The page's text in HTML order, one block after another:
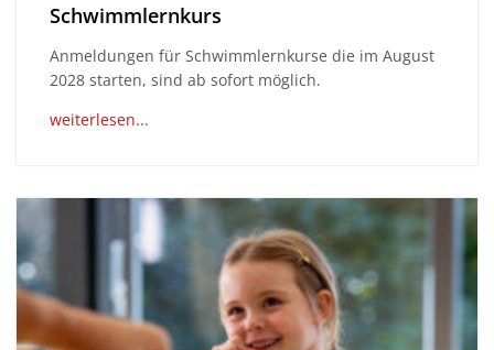
Schwimmlernkurs
Anmeldungen für Schwimmlernkurse die im August
2028 starten, sind ab sofort möglich.
weiterlesen...